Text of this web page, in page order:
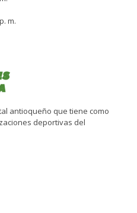
m.
antioqueño que tiene como
deportivas del